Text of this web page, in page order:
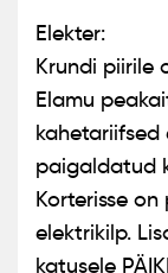
Elekter:
Krundi piirile
Elamu
kahetariifsed
paigaldatud
Korterisse
elektrikilp.
katusele